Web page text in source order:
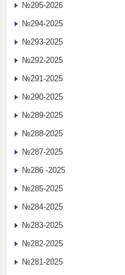
№295-2026
№294-2025
№293-2025
№292-2025
№291-2025
№290-2025
№289-2025
№288-2025
№287-2025
№286 -2025
№285-2025
№284-2025
№283-2025
№282-2025
№281-2025